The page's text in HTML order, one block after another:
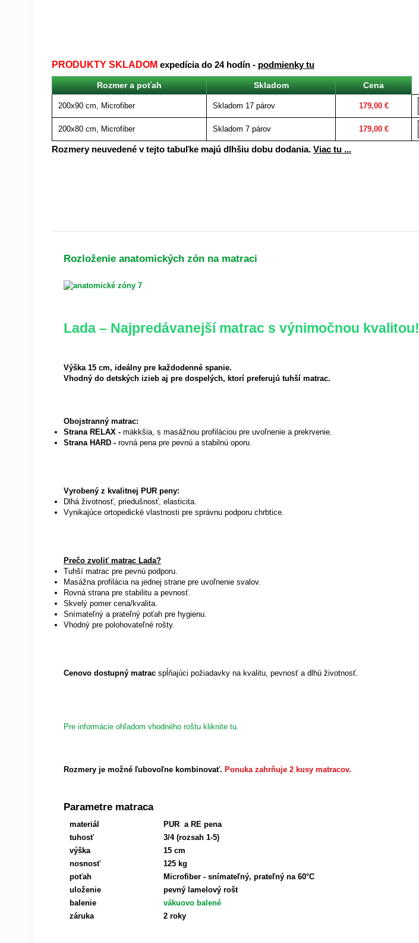
PRODUKTY SKLADOM expedícia do 24 hodín - podmienky tu
Rozmer a poťah Skladom Cena
200x90 cm, Microfiber Skladom 17 párov 179,00 €
200x80 cm, Microfiber Skladom 7 párov 179,00 €
Rozmery neuvedené v tejto tabuľke majú dlhšiu dobu dodania. Viac tu ...
Rozloženie anatomických zón na matraci
Lada – Najpredávanejší matrac s výnimočnou kvalitou!
Výška 15 cm, ideálny pre každodenné spanie.
Vhodný do detských izieb aj pre dospelých, ktorí preferujú tuhší matrac.
Obojstranný matrac:
Strana RELAX - mäkkšia, s masážnou profiláciou pre uvoľnenie a prekrvenie.
Strana HARD - rovná pena pre pevnú a stabilnú oporu.
Vyrobený z kvalitnej PUR peny:
Dlhá životnosť, priedušnosť, elasticita.
Vynikajúce ortopedické vlastnosti pre správnu podporu chrbtice.
Prečo zvoliť matrac Lada?
Tuhší matrac pre pevnú podporu.
Masážna profilácia na jednej strane pre uvoľnenie svalov.
Rovná strana pre stabilitu a pevnosť.
Skvelý pomer cena/kvalita.
Snímateľný a prateľný poťah pre hygienu.
Vhodný pre polohovateľné rošty.
Cenovo dostupný matrac spĺňajúci požiadavky na kvalitu, pevnosť a dlhú životnosť.
Pre informácie ohľadom vhodného roštu kliknite tu.
Rozmery je možné ľubovoľne kombinovať. Ponuka zahrňuje 2 kusy matracov.
Parametre matraca
materiál
PUR a RE pena
tuhosť
3/4 (rozsah 1-5)
výška
15 cm
nosnosť
125 kg
poťah
Microfiber - snímateľný, prateľný na 60°C
uloženie
pevný lamelový rošt
balenie
vákuovo balené
záruka
2 roky